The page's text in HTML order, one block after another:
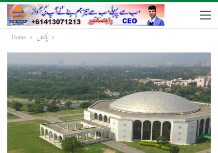
Home پاکستان